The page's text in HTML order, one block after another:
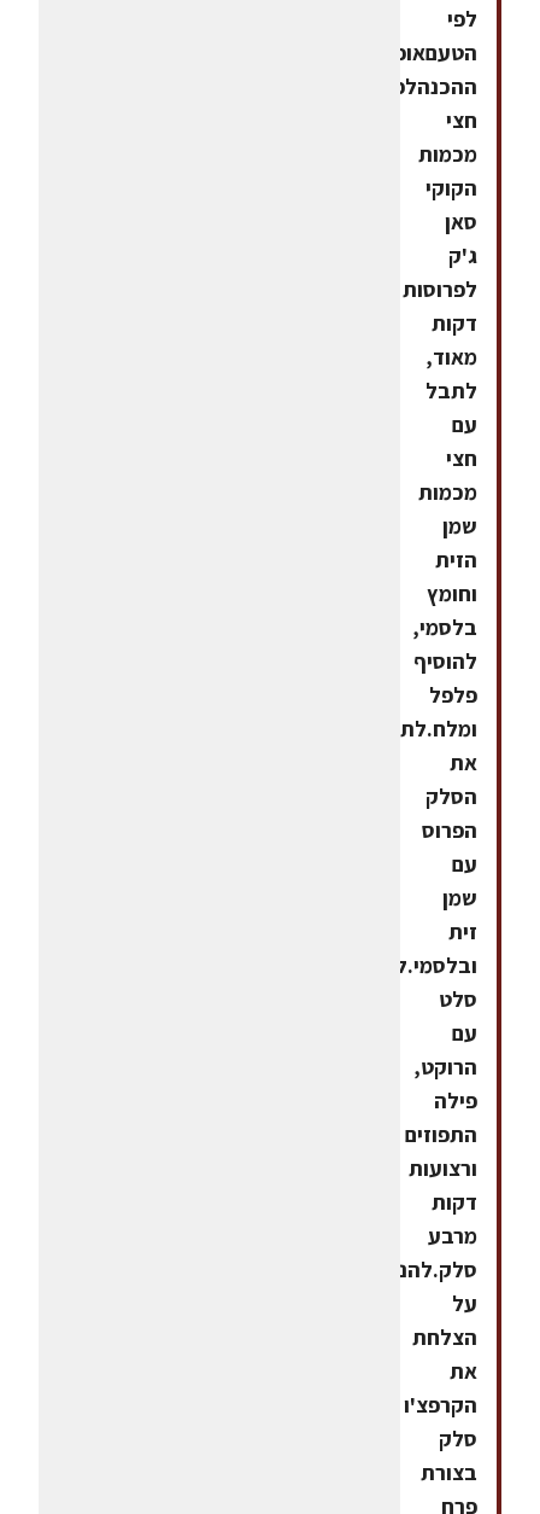
לפי
הטעםאופן
ההכנהלפרוס
חצי
מכמות
הקוקי
סאן
ג'ק
לפרוסות
דקות
מאוד,
לתבל
עם
חצי
מכמות
שמן
הזית
וחומץ
בלסמי,
להוסיף
פלפל
ומלח.לתבל
את
הסלק
הפרוס
עם
שמן
זית
ובלסמי.להכין
סלט
עם
הרוקט,
פילה
התפוזים
ורצועות
דקות
מרבע
סלק.להניח
על
הצלחת
את
הקרפצ'ו
סלק
בצורת
פרח